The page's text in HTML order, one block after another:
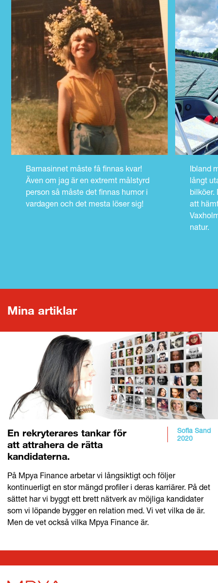
Barnasinnet måste få finnas kvar!
Även om jag är en extremt målstyrd
person så måste det finnas humor i
vardagen och det mesta löser sig!
Ibland
långt
bilköer.
att
natur.
Mina artiklar
Sofia Sand
2020
En rekryterares tankar för
att attrahera de rätta
kandidaterna.
På Mpya Finance arbetar vi långsiktigt och följer
kontinuerligt en stor mängd profiler i deras karriärer. På det
sättet har vi byggt ett brett nätverk av möjliga kandidater
som vi löpande bygger en relation med. Vi vet vilka de är.
Men de vet också vilka Mpya Finance är.